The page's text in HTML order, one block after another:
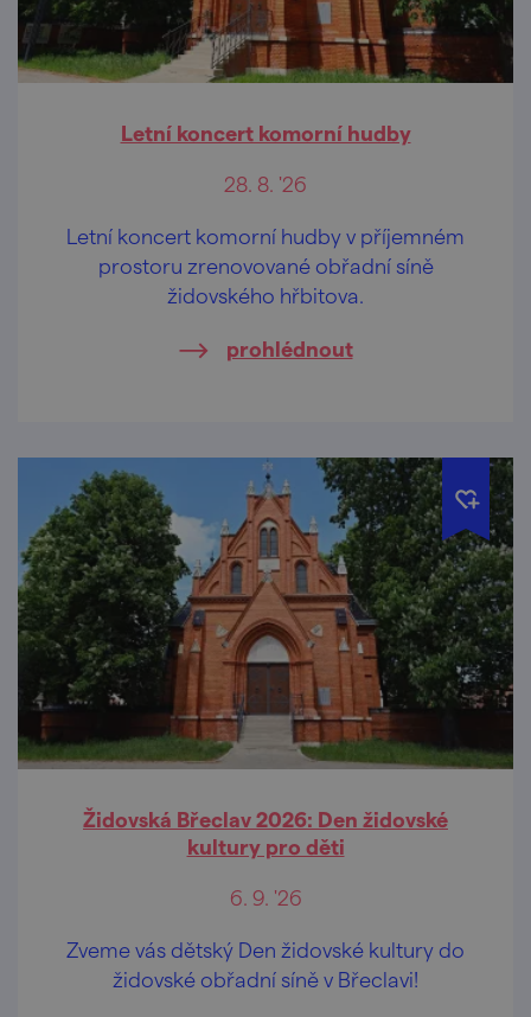
Letní koncert komorní hudby
28. 8. '26
Letní koncert komorní hudby v příjemném
prostoru zrenovované obřadní síně
židovského hřbitova.
prohlédnout
Židovská Břeclav 2026: Den židovské
kultury pro děti
6. 9. '26
Zveme vás dětský Den židovské kultury do
židovské obřadní síně v Břeclavi!